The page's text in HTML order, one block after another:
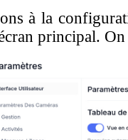
à la
principal.